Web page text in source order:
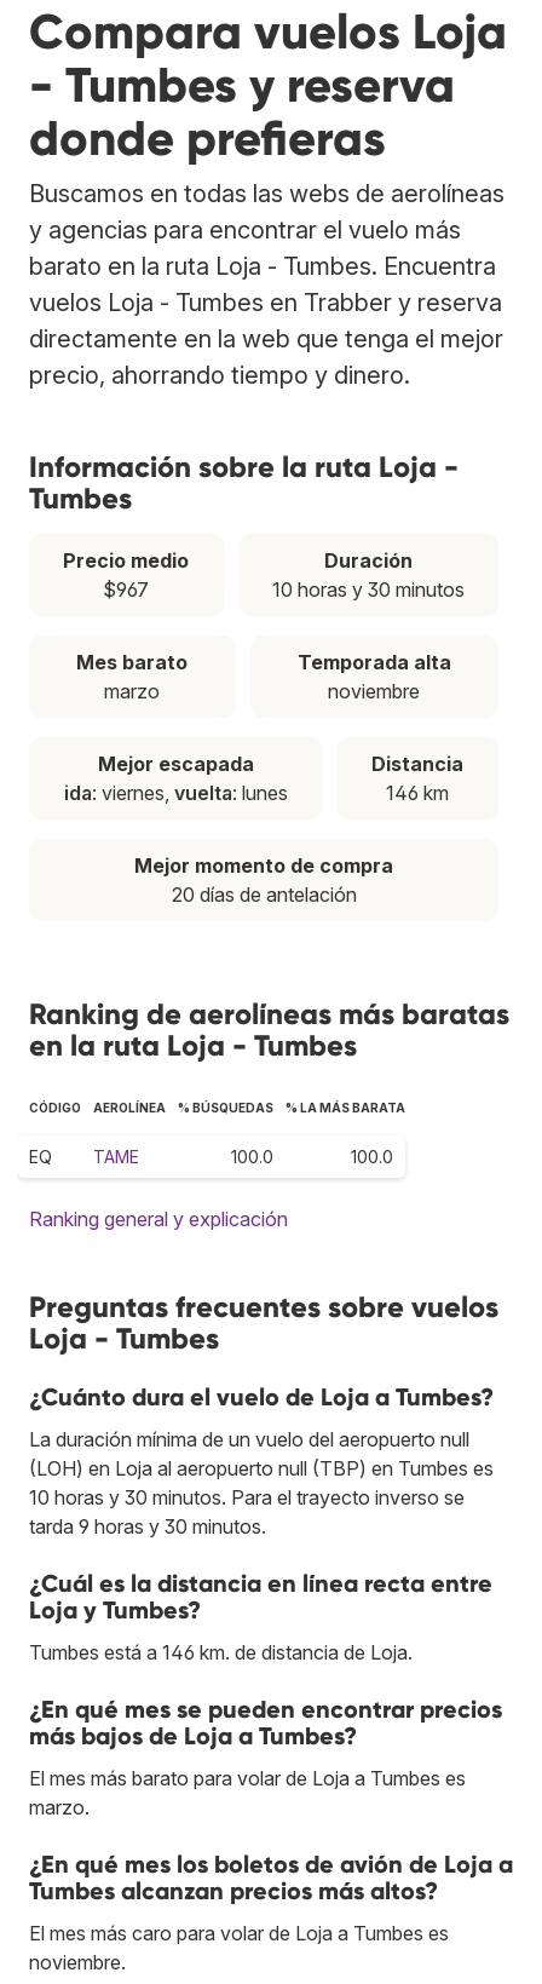
Compara vuelos Loja
- Tumbes y reserva
donde prefieras
Buscamos en todas las webs de aerolíneas
y agencias para encontrar el vuelo más
barato en la ruta Loja - Tumbes. Encuentra
vuelos Loja - Tumbes en Trabber y reserva
directamente en la web que tenga el mejor
precio, ahorrando tiempo y dinero.
Información sobre la ruta Loja -
Tumbes
Precio medio
$967
Duración
10 horas y 30 minutos
Mes barato
marzo
Temporada alta
noviembre
Mejor escapada
ida: viernes, vuelta: lunes
Distancia
146 km
Mejor momento de compra
20 días de antelación
Ranking de aerolíneas más baratas
en la ruta Loja - Tumbes
CÓDIGO AEROLÍNEA % BÚSQUEDAS % LA MÁS BARATA
EQ TAME 100.0 100.0
Ranking general y explicación
Preguntas frecuentes sobre vuelos
Loja - Tumbes
¿Cuánto dura el vuelo de Loja a Tumbes?
La duración mínima de un vuelo del aeropuerto null
(LOH) en Loja al aeropuerto null (TBP) en Tumbes es
10 horas y 30 minutos. Para el trayecto inverso se
tarda 9 horas y 30 minutos.
¿Cuál es la distancia en línea recta entre
Loja y Tumbes?
Tumbes está a 146 km. de distancia de Loja.
¿En qué mes se pueden encontrar precios
más bajos de Loja a Tumbes?
El mes más barato para volar de Loja a Tumbes es
marzo.
¿En qué mes los boletos de avión de Loja a
Tumbes alcanzan precios más altos?
El mes más caro para volar de Loja a Tumbes es
noviembre.